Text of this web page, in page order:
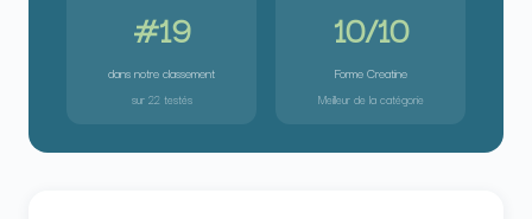
#19
dans notre classement
sur 22 testés
10/10
Forme Creatine
Meilleur de la catégorie